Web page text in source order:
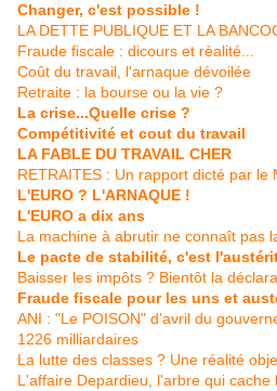
Changer, c'est possible !
LA DETTE PUBLIQUE ET LA
Fraude fiscale : dicours et rèalité...
Coût du travail, l'arnaque dévoilée
Retraite : la bourse ou la vie ?
La crise...Quelle crise ?
Compétitivité et cout du travail
LA FABLE DU TRAVAIL CHER
RETRAITES : Un rapport dicté par le
L'EURO ? L'ARNAQUE !
L'EURO a dix ans
La machine à abrutir ne connaît pas
Le pacte de stabilité, c'est
Baisser les impôts ? Bientôt la
Fraude fiscale pour les uns et
ANI : "Le POISON" d'avril du
1226 milliardaires
La lutte des classes ? Une réalité
L'affaire Depardieu, l'arbre qui cache